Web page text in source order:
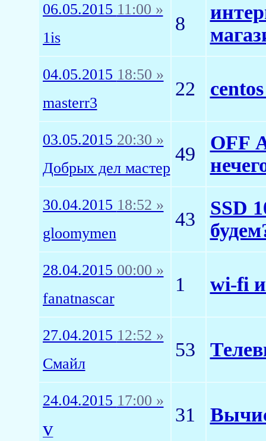
06.05.2015 11:00 »
1is
8
04.05.2015 18:50 »
masterr3
22
03.05.2015 20:30 »
Добрых дел мастер
49
OFF
30.04.2015 18:52 »
gloomymen
43
SSD
28.04.2015 00:00 »
fanatnascar
1 wi-fi
27.04.2015 12:52 »
Смайл
53
24.04.2015 17:00 »
v
31